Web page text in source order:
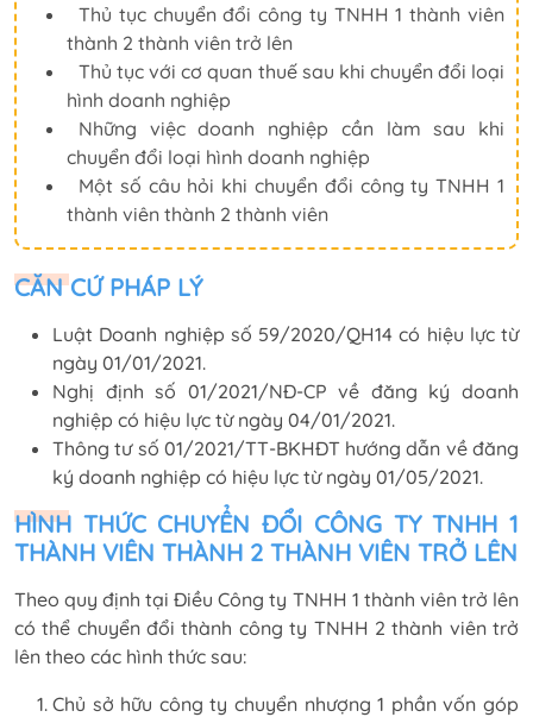
Thủ tục chuyển đổi công ty TNHH 1 thành viên
thành 2 thành viên trở lên
Thủ tục với cơ quan thuế sau khi chuyển đổi loại
hình doanh nghiệp
Những việc doanh nghiệp cần làm sau khi
chuyển đổi loại hình doanh nghiệp
Một số câu hỏi khi chuyển đổi công ty TNHH 1
thành viên thành 2 thành viên
CĂN CỨ PHÁP LÝ
Luật Doanh nghiệp số 59/2020/QH14 có hiệu lực từ
ngày 01/01/2021.
Nghị định số 01/2021/NĐ-CP về đăng ký doanh
nghiệp có hiệu lực từ ngày 04/01/2021.
Thông tư số 01/2021/TT-BKHĐT hướng dẫn về đăng
ký doanh nghiệp có hiệu lực từ ngày 01/05/2021.
HÌNH THỨC CHUYỂN ĐỔI CÔNG TY TNHH 1
THÀNH VIÊN THÀNH 2 THÀNH VIÊN TRỞ LÊN
Theo quy định tại Điều Công ty TNHH 1 thành viên trở lên
có thể chuyển đổi thành công ty TNHH 2 thành viên trở
lên theo các hình thức sau:
Chủ sở hữu công ty chuyển nhượng 1 phần vốn góp